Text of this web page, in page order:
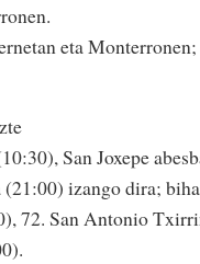
eta
San Joxepe
izango dira;
72. San Antonio